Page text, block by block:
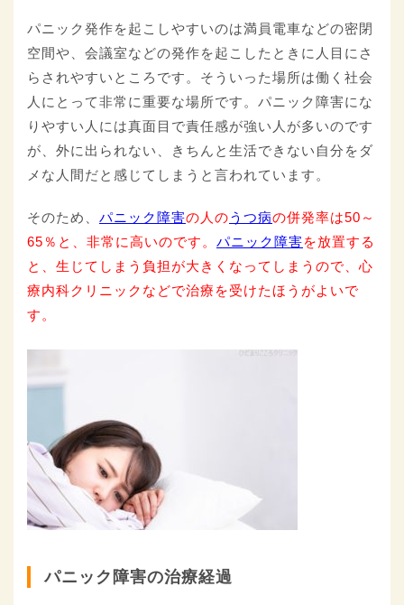
パニック発作を起こしやすいのは満員電車などの密閉
空間や、会議室などの発作を起こしたときに人目にさ
らされやすいところです。そういった場所は働く社会
人にとって非常に重要な場所です。パニック障害にな
りやすい人には真面目で責任感が強い人が多いのです
が、外に出られない、きちんと生活できない自分をダ
メな人間だと感じてしまうと言われています。
そのため、 パニック障害の人のうつ病の併発率は50～
65％と、非常に高いのです。 パニック障害を放置する
と、生じてしまう負担が大きくなってしまうので、心
療内科クリニックなどで治療を受けたほうがよいで
す。
パニック障害の治療経過